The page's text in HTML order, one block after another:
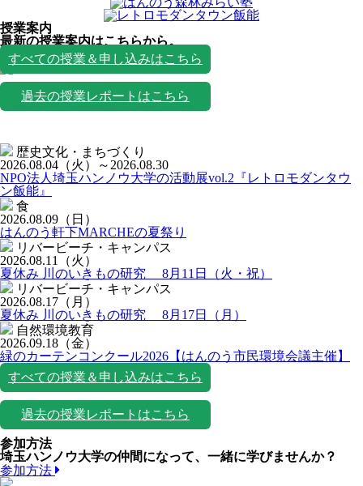
授業案内
最新の授業案内はこちらから。
授業一覧
すべての授業＆申し込みはこちら
過去の授業レポートはこちら
歴史文化・まちづくり
2026.08.04 （火）
～2026.08.30
NPO法人埼玉ハンノウ大学の活動展vol.2『レトロモダンタウ
ン飯能』
食
2026.08.09 （日）
はんのう軒下MARCHEの夏祭り
リバービーチ・キャンパス
2026.08.11
（火）
夏休み 川のいきもの研究 8月11日（火・祝）
リバービーチ・キャンパス
2026.08.17 （月）
夏休み 川のいきもの研究 8月17日（月）
自然環境教育
2026.09.18 （金）
緑のカーテンコンクール2026【はんのう市民環境会議主催】
すべての授業＆申し込みはこちら
過去の授業レポートはこちら
参加方法
埼玉ハンノウ大学の仲間になって、一緒に学びませんか？
参加方法